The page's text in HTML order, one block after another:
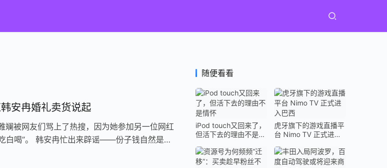
安冉婚礼卖货说起
斓被网友们骂上了热搜，因为她参加另一位网红
白喝”。 韩安冉忙出来辟谣——份子钱自然是给
随便看看
iPod touch又回来了，
但活下去的理由不是情
虎牙旗下的游戏直播平
台 Nimo TV 正式进入